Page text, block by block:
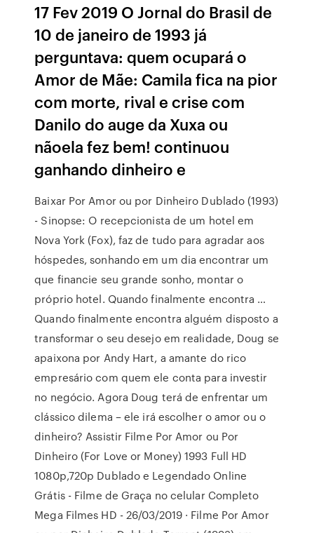
17 Fev 2019 O Jornal do Brasil de
10 de janeiro de 1993 já
perguntava: quem ocupará o
Amor de Mãe: Camila fica na pior
com morte, rival e crise com
Danilo do auge da Xuxa ou
nãoela fez bem! continuou
ganhando dinheiro e
Baixar Por Amor ou por Dinheiro Dublado (1993)
- Sinopse: O recepcionista de um hotel em
Nova York (Fox), faz de tudo para agradar aos
hóspedes, sonhando em um dia encontrar um
que financie seu grande sonho, montar o
próprio hotel. Quando finalmente encontra …
Quando finalmente encontra alguém disposto a
transformar o seu desejo em realidade, Doug se
apaixona por Andy Hart, a amante do rico
empresário com quem ele conta para investir
no negócio. Agora Doug terá de enfrentar um
clássico dilema – ele irá escolher o amor ou o
dinheiro? Assistir Filme Por Amor ou Por
Dinheiro (For Love or Money) 1993 Full HD
1080p,720p Dublado e Legendado Online
Grátis - Filme de Graça no celular Completo
Mega Filmes HD - 26/03/2019 · Filme Por Amor